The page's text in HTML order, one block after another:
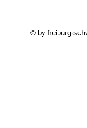
© by freiburg-